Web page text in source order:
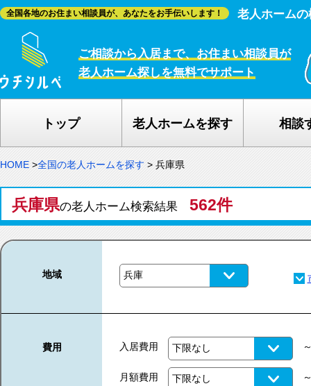
全国各地のお住まい相談員が、あなたをお手伝いします！ 老人ホーム
ご相談から入居まで、お住まい相談員が
老人ホーム探しを無料でサポート
トップ 老人ホームを探す 相談
HOME >全国の老人ホームを探す > 兵庫県
兵庫県の老人ホーム検索結果 562件
地域
費用 入居費用
月額費用